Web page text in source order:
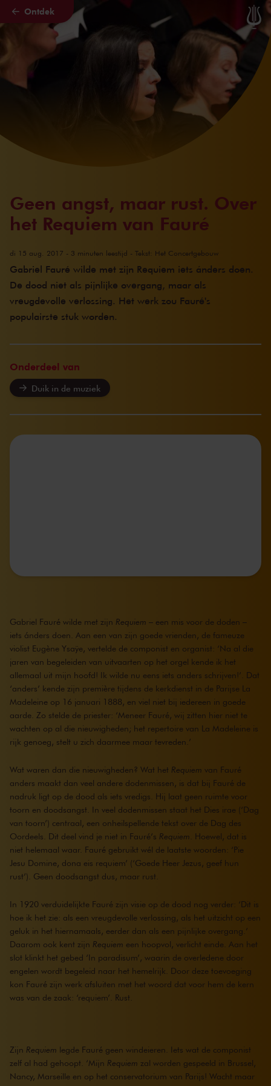
Naar hoofdcontent
Ontdek
Geen angst, maar rust. Over
het Requiem van Fauré
di 15 aug. 2017 - 3 minuten leestijd - Tekst: Het Concertgebouw
Gabriel Fauré wilde met zijn Requiem iets ánders doen.
De dood niet als pijnlijke overgang, maar als
vreugdevolle verlossing. Het werk zou Fauré's
populairste stuk worden.
Onderdeel van
Duik in de muziek
Gabriel Fauré wilde met zijn Requiem – een mis voor de doden –
iets ánders doen. Aan een van zijn goede vrienden, de fameuze
violist Eugène Ysaÿe, vertelde de componist en organist: ‘Na al die
jaren van begeleiden van uitvaarten op het orgel kende ik het
allemaal uit mijn hoofd! Ik wilde nu eens iets anders schrijven!’. Dat
‘anders’ kende zijn première tijdens de kerkdienst in de Parijse La
Madeleine op 16 januari 1888, en viel niet bij iedereen in goede
aarde. Zo stelde de priester: ‘Meneer Fauré, wij zitten hier niet te
wachten op al die nieuwigheden; het repertoire van La Madeleine is
rijk genoeg, stelt u zich daarmee maar tevreden.’
Wat waren dan die nieuwigheden? Wat het Requiem van Fauré
anders maakt dan veel andere dodenmissen, is dat bij Fauré de
nadruk ligt op de dood als iets vredigs. Hij laat geen ruimte voor
toorn en doodsangst. In veel dodenmissen staat het Dies irae (‘Dag
van toorn’) centraal, een onheilspellende tekst over de Dag des
Oordeels. Dit deel vind je niet in Fauré’s Requiem . Hoewel, dat is
niet helemaal waar. Fauré gebruikt wél de laatste woorden: ‘Pie
Jesu Domine, dona eis requiem’ (‘Goede Heer Jezus, geef hun
rust’). Geen doodsangst dus, maar rust.
In 1920 verduidelijkte Fauré zijn visie op de dood nog verder: ‘Dit is
hoe ik het zie: als een vreugdevolle verlossing, als het uitzicht op een
geluk in het hiernamaals, eerder dan als een pijnlijke overgang.’
Daarom ook kent zijn Requiem een hoopvol, verlicht einde. Aan het
slot klinkt het gebed ‘In paradisum’, waarin de overledene door
engelen wordt begeleid naar het hemelrijk. Door deze toevoeging
kon Fauré zijn werk afsluiten met het woord dat voor hem de kern
was van de zaak: ‘requiem’. Rust.
Zijn Requiem legde Fauré geen windeieren. Iets wat de componist
zelf al had gehoopt. ‘Mijn Requiem zal worden gespeeld in Brussel,
Nancy, Marseille en op het conservatorium van Parijs! Wacht maar